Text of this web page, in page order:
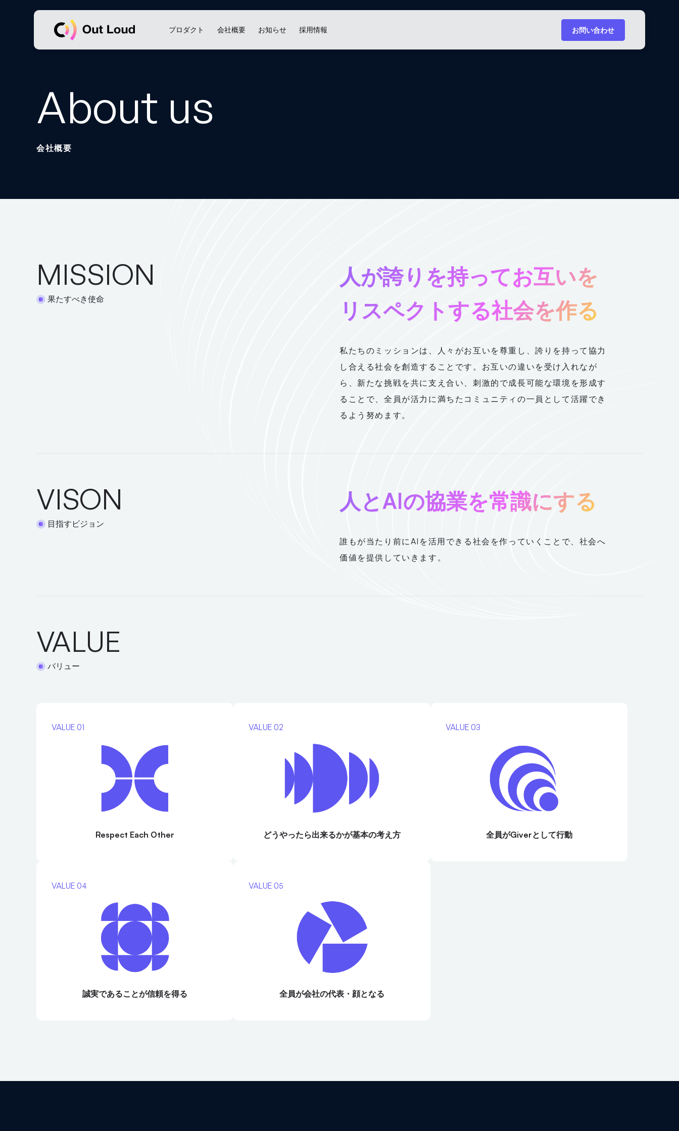
プロダクト 会社概要 お知らせ 採用情報 お問い合わせ
About us
会社概要
MISSION
果たすべき使命
人が誇りを持ってお互いを
リスペクトする社会を作る
私たちのミッションは、人々がお互いを尊重し、誇りを持って協力
し合える社会を創造することです。お互いの違いを受け入れなが
ら、新たな挑戦を共に支え合い、刺激的で成長可能な環境を形成す
ることで、全員が活力に満ちたコミュニティの一員として活躍でき
るよう努めます。
VISON
目指すビジョン
人とAIの協業を常識にする
誰もが当たり前にAIを活用できる社会を作っていくことで、社会へ
価値を提供していきます。
VALUE
バリュー
VALUE 01
Respect Each Other
VALUE 02
どうやったら出来るかが基本の考え方
VALUE 03
全員がGiverとして行動
VALUE 04
誠実であることが信頼を得る
VALUE 05
全員が会社の代表・顔となる